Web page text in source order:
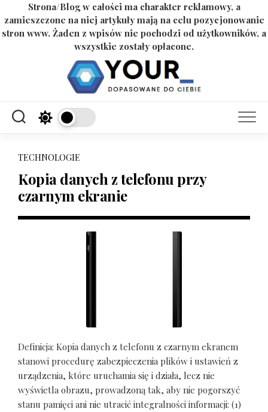
Strona/Blog w całości ma charakter reklamowy, a
zamieszczone na niej artykuły mają na celu pozycjonowanie
stron www. Żaden z wpisów nie pochodzi od użytkowników, a
wszystkie zostały opłacone.
TECHNOLOGIE
Kopia danych z telefonu przy
czarnym ekranie
Definicja: Kopia danych z telefonu z czarnym ekranem
stanowi procedurę zabezpieczenia plików i ustawień z
urządzenia, które uruchamia się i działa, lecz nie
wyświetla obrazu, prowadzoną tak, aby nie pogorszyć
stanu pamięci ani nie utracić integralności informacji: (1)